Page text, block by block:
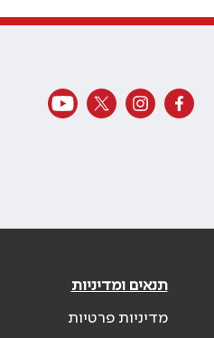
תנאים ומדיניות
מדיניות פרטיות